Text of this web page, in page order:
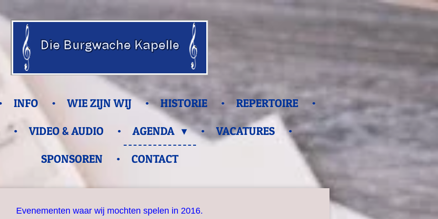
INFO WIE ZIJN WIJ HISTORIE REPERTOIRE
VIDEO & AUDIO AGENDA VACATURES
SPONSOREN CONTACT
Evenementen waar wij mochten spelen in 2016.